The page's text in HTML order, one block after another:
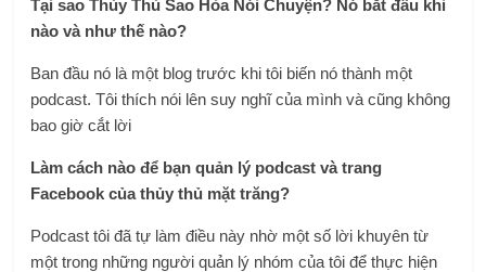
Tại sao Thủy Thủ Sao Hỏa Nói Chuyện? Nó bắt đầu khi
nào và như thế nào?
Ban đầu nó là một blog trước khi tôi biến nó thành một
podcast. Tôi thích nói lên suy nghĩ của mình và cũng không
bao giờ cắt lời
Làm cách nào để bạn quản lý podcast và trang
Facebook của thủy thủ mặt trăng?
Podcast tôi đã tự làm điều này nhờ một số lời khuyên từ
một trong những người quản lý nhóm của tôi để thực hiện